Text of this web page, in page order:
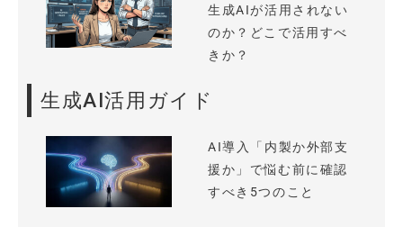
生成AIが活用されない
のか？どこで活用すべ
きか？
生成AI活用ガイド
AI導入「内製か外部支
援か」で悩む前に確認
すべき5つのこと